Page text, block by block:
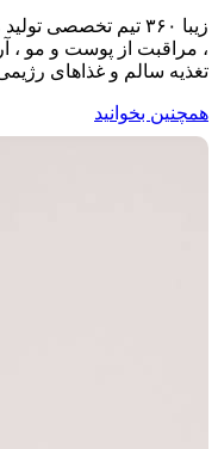
زیبا ۳۶۰ تیم تخصصی
، مراقبت از پوست و مو ،
تغذیه سالم و غذاهای
همچنین بخوانید